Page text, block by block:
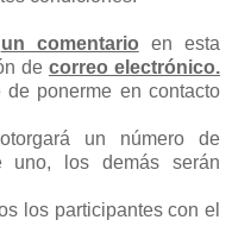
un comentario en esta
de correo electrónico.
ponerme en contacto
un número de
uno, los demás serán
los participantes con el